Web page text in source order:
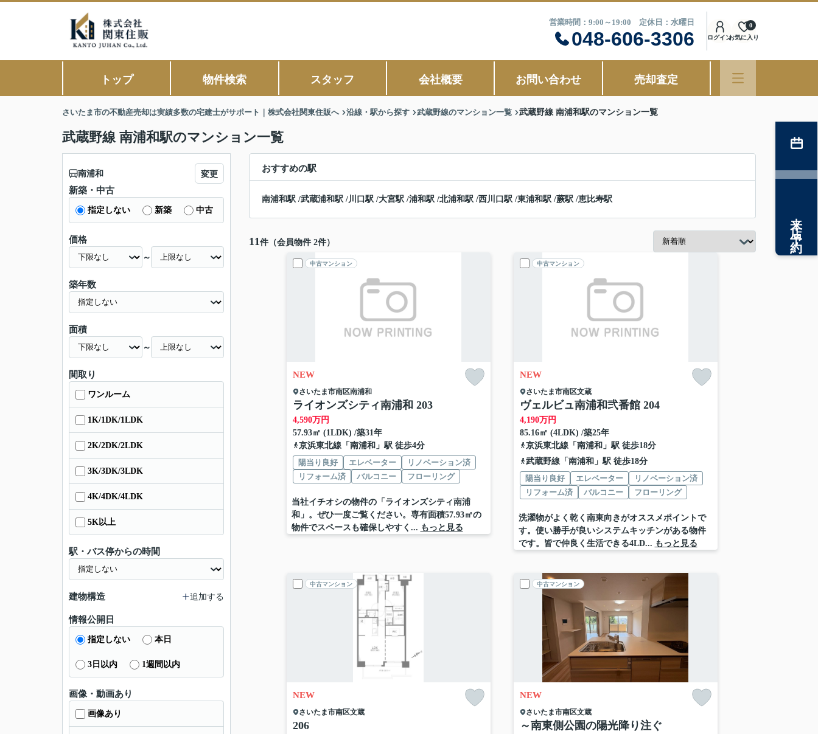
営業時間：9:00～19:00 定休日：水曜日
048-606-3306 ログインお気に入り
0
トップ 物件検索 スタッフ 会社概要 お問い合わせ 売却査定
さいたま市の不動産売却は実績多数の宅建士がサポート｜株式会社関東住販へ 沿線・駅から探す 武蔵野線のマンション一覧 武蔵野線 南浦和駅のマンション一覧
武蔵野線 南浦和駅のマンション一覧
おすすめの駅
南浦和駅 /武蔵浦和駅 /川口駅 /大宮駅 /浦和駅 /北浦和駅 /西川口駅 /東浦和駅 /蕨駅 /恵比寿駅
11 件（会員物件 2件）
中古マンション
NEW
さいたま市南区南浦和
ライオンズシティ南浦和 203
4,590万円
57.93㎡ (1LDK) /築31年
京浜東北線「 南浦和 」駅 徒歩4分
陽当り良好
エレベーター
リノベーション済
リフォーム済
バルコニー フローリング
当社イチオシの物件の「ライオンズシティ南浦
和」。ぜひ一度ご覧ください。専有面積57.93㎡の
物件でスペースも確保しやすく... もっと見る
中古マンション
NEW
さいたま市南区文蔵
ヴェルビュ南浦和弐番館 204
4,190万円
85.16㎡ (4LDK) /築25年
京浜東北線「 南浦和 」駅 徒歩18分
武蔵野線「 南浦和 」駅 徒歩18分
陽当り良好
エレベーター
リノベーション済
リフォーム済
バルコニー フローリング
洗濯物がよく乾く南東向きがオススメポイントで
す。使い勝手が良いシステムキッチンがある物件
です。皆で仲良く生活できる4LD... もっと見る
中古マンション
NEW
さいたま市南区文蔵
206
中古マンション
NEW
さいたま市南区文蔵
～南東側公園の陽光降り注ぐ
南浦和 変更
新築・中古
指定しない 新築 中古
価格
～
築年数
面積
～
間取り
ワンルーム
1K/1DK/1LDK
2K/2DK/2LDK
3K/3DK/3LDK
4K/4DK/4LDK
5K以上
駅・バス停からの時間
建物構造 追加する
情報公開日
指定しない 本日
3日以内 1週間以内
画像・動画あり
画像あり
来店予約